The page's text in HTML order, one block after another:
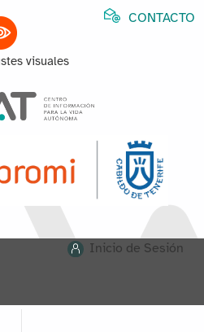
visuales
CONTACTO
Inicio de Sesión